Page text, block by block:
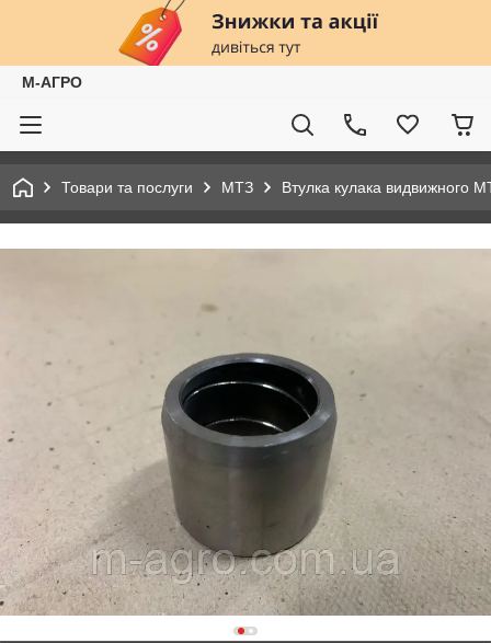
М-АГРО
Товари та послуги МТЗ Втулка кулака видвижного